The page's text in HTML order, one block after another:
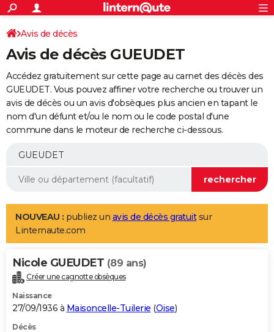
ACTUALITÉS
Politique
Société
Faits Divers
Education
Monde
Villes
+
SPORT
Coupe du monde 2026
Football
Tennis
Cyclisme
Rugby
Forum
Programme TV
TNT
Streaming
Cinéma
Sorties cinéma
Musique
+
FINANCE
Retraite
Epargne
Immobilier
Risques naturels par ville
Banque
Assurance
AUTO
Essais
Réserver un essai
Citadines
Berlines
SUV
Forum auto
+
Mobiles
Meilleur smartphone
Internet
Ordinateurs
Jeux vidéo
Guide high-tech
Aménagement intérieur
LIFESTYLE
Art de vivre
Bien-être
Loisirs
Mode
Modes de vie
Alimentation
Guide de la santé
Maladies
Médicaments
Sommeil
VOYAGE
Destinations
City break
Voyage nature
Voyage de noces
Forum
Climat
+PHOTO
GUIDES D'ACHAT
Avis de décès
Avis de décès GUEUDET
Accédez gratuitement sur cette page au carnet des décès des
GUEUDET. Vous pouvez affiner votre recherche ou trouver un
avis de décès ou un avis d'obsèques plus ancien en tapant le
nom d'un défunt et/ou le nom ou le code postal d'une
commune dans le moteur de recherche ci-dessous.
NOUVEAU : publiez un avis de décès gratuitsur
Linternaute.com
Nicole GUEUDET (89 ans)
Créer une cagnotte obsèques
Naissance
27/09/1936 à Maisoncelle-Tuilerie (Oise)
Décès